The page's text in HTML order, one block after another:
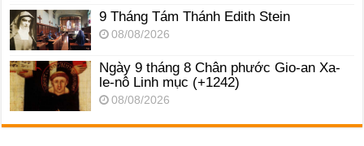
9 Tháng Tám Thánh Edith Stein
08/08/2026
Ngày 9 tháng 8 Chân phước Gio-an Xa-
le-nô Linh mục (+1242)
08/08/2026